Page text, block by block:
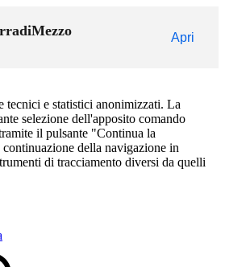
Apri
tecnici e statistici anonimizzati. La
selezione dell'apposito comando
il pulsante "Continua la
della navigazione in
di tracciamento diversi da quelli